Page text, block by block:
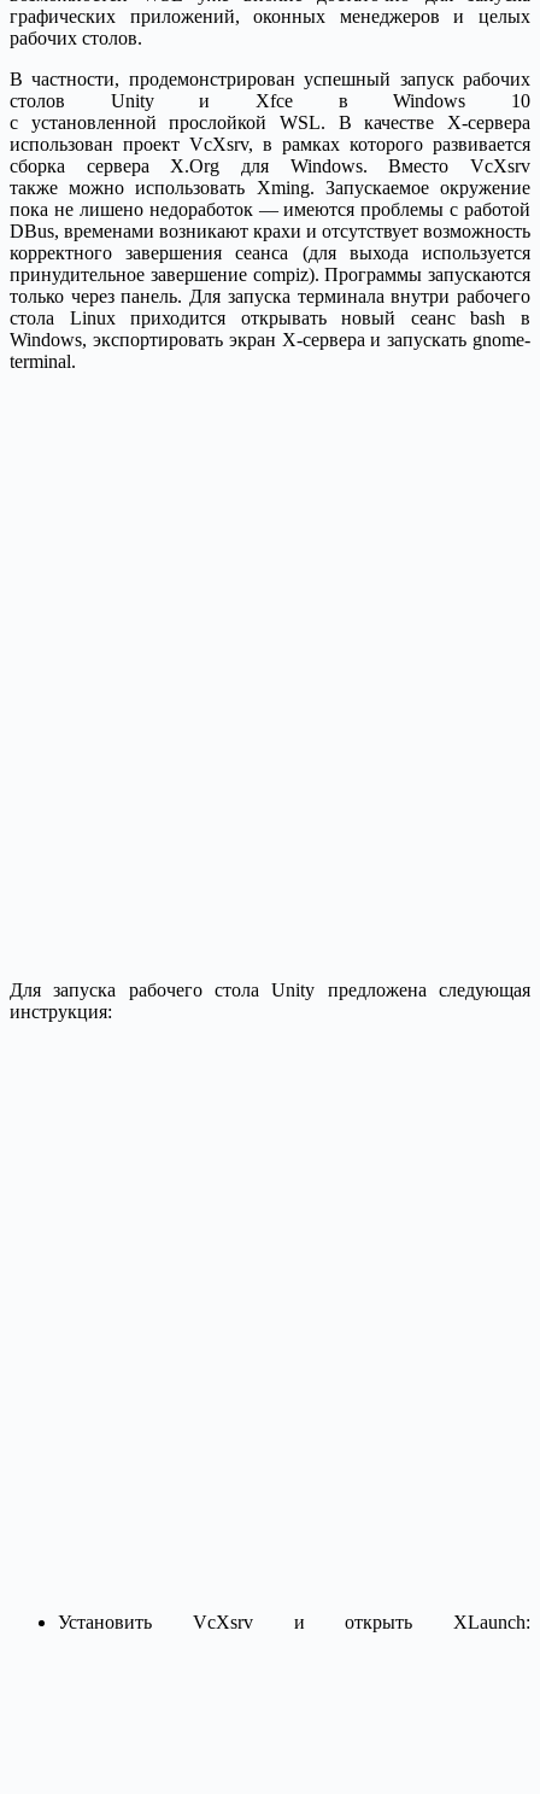
графических приложений, оконных менеджеров и целых
рабочих столов.
В частности, продемонстрирован успешный запуск рабочих
столов Unity и Xfce в Windows 10
с установленной прослойкой WSL. В качестве X-сервера
использован проект VcXsrv, в рамках которого развивается
сборка сервера X.Org для Windows. Вместо VcXsrv
также можно использовать Xming. Запускаемое окружение
пока не лишено недоработок — имеются проблемы с работой
DBus, временами возникают крахи и отсутствует возможность
корректного завершения сеанса (для выхода используется
принудительное завершение compiz). Программы запускаются
только через панель. Для запуска терминала внутри рабочего
стола Linux приходится открывать новый сеанс bash в
Windows, экспортировать экран X-сервера и запускать gnome-
terminal.
Для запуска рабочего стола Unity предложена следующая
инструкция:
Установить VcXsrv и открыть XLaunch: